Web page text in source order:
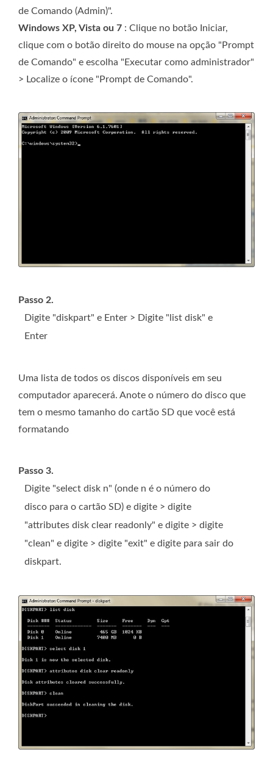
de Comando (Admin)".
Windows XP, Vista ou 7 : Clique no botão Iniciar,
clique com o botão direito do mouse na opção "Prompt
de Comando" e escolha "Executar como administrador"
> Localize o ícone "Prompt de Comando".
Passo 2.
Digite "diskpart" e Enter > Digite "list disk" e
Enter
Uma lista de todos os discos disponíveis em seu
computador aparecerá. Anote o número do disco que
tem o mesmo tamanho do cartão SD que você está
formatando
Passo 3.
Digite "select disk n" (onde n é o número do
disco para o cartão SD) e digite > digite
"attributes disk clear readonly" e digite > digite
"clean" e digite > digite "exit" e digite para sair do
diskpart.